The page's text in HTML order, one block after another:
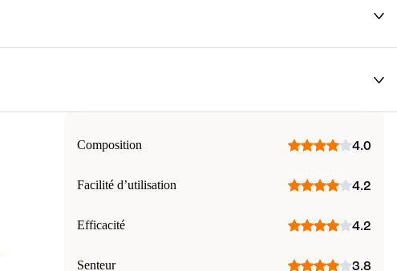
Composition 4.0
Facilité d’utilisation 4.2
Efficacité 4.2
Senteur 3.8